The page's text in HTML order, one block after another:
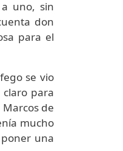
uno, sin
don
para el
se vio
para
de
mucho
una